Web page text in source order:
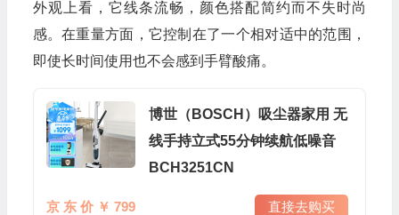
外观上看，它线条流畅，颜色搭配简约而不失时尚
感。在重量方面，它控制在了一个相对适中的范围，
即使长时间使用也不会感到手臂酸痛。
博世（BOSCH）吸尘器家用 无
线手持立式55分钟续航低噪音
BCH3251CN
京 东 价 ￥ 799 直接去购买